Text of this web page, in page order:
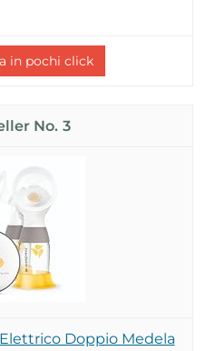
in pochi click
3
Doppio Medela